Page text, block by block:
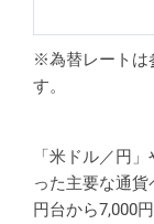
※為替レートは
す。
「米ドル／円
った主要な通
円台から7,000